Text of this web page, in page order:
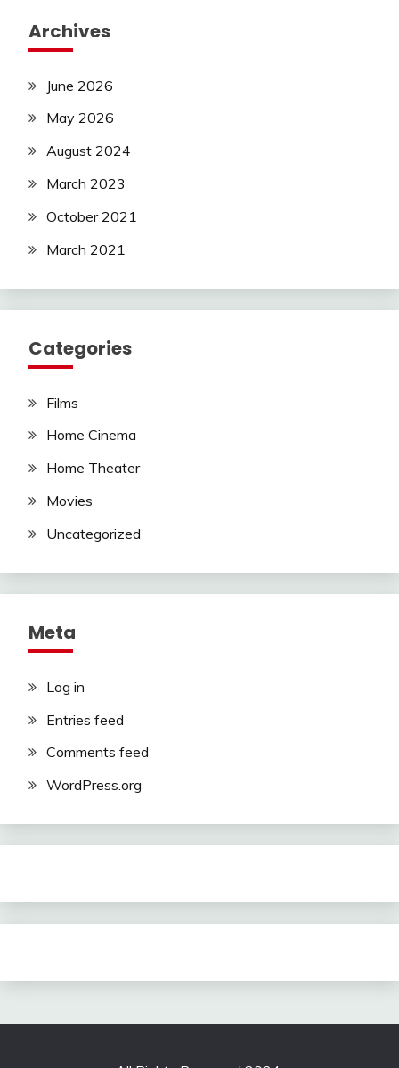
Archives
June 2026
May 2026
August 2024
March 2023
October 2021
March 2021
Categories
Films
Home Cinema
Home Theater
Movies
Uncategorized
Meta
Log in
Entries feed
Comments feed
WordPress.org